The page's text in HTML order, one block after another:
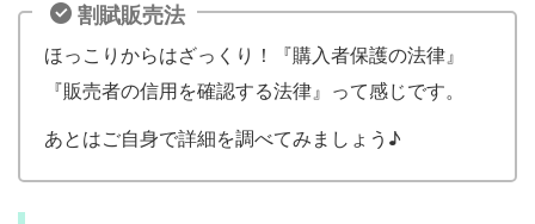
割賦販売法
ほっこりからはざっくり！『購入者保護の法律』
『販売者の信用を確認する法律』って感じです。
あとはご自身で詳細を調べてみましょう♪